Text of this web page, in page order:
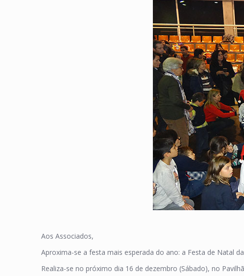
Aos Associados,
Aproxima-se a festa mais esperada do ano: a Festa de Natal
Realiza-se no próximo dia 16 de dezembro (Sábado), no